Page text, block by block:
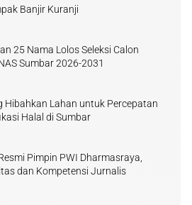
Banjir Kuranji
25 Nama Lolos Seleksi Calon
Sumbar 2026-2031
Hibahkan Lahan untuk Percepatan
Halal di Sumbar
Pimpin PWI Dharmasraya,
dan Kompetensi Jurnalis